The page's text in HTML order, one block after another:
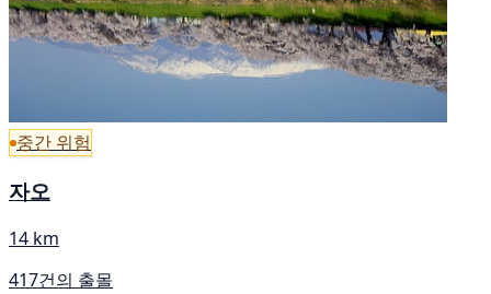
중간 위험
자오
14 km
417건의 출몰